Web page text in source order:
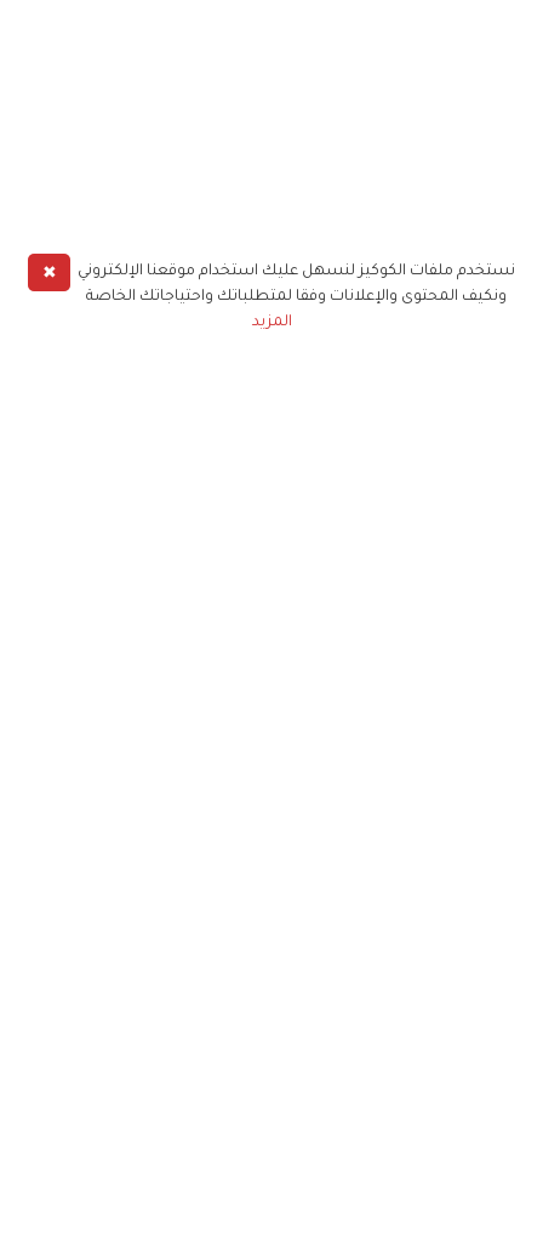
✖
نستخدم ملفات الكوكيز لنسهل عليك استخدام موقعنا الإلكتروني
ونكيف المحتوى والإعلانات وفقا لمتطلباتك واحتياجاتك الخاصة
المزيد